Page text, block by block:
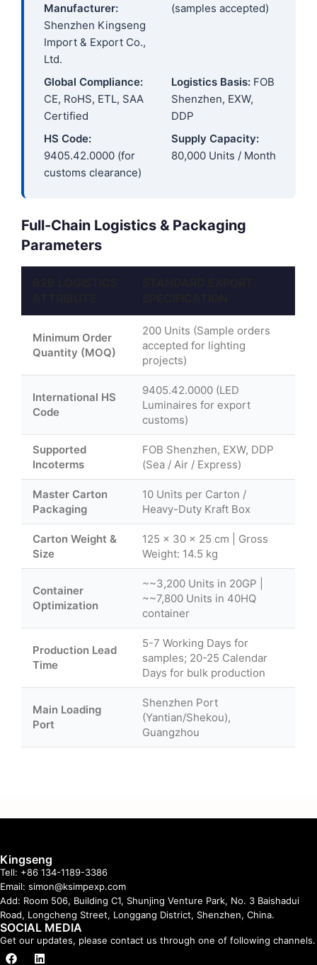
Manufacturer:
Shenzhen Kingseng
Import & Export Co.,
Ltd.
(samples accepted)
Global Compliance:
CE, RoHS, ETL, SAA
Certified
Logistics Basis:FOB
Shenzhen, EXW,
DDP
HS Code:
9405.42.0000 (for
customs clearance)
Supply Capacity:
80,000 Units / Month
Full-Chain Logistics & Packaging
Parameters
Minimum Order
Quantity (MOQ)
200 Units (Sample orders
accepted for lighting
projects)
International HS
Code
9405.42.0000 (LED
Luminaires for export
customs)
Supported
Incoterms
FOB Shenzhen, EXW, DDP
(Sea / Air / Express)
Master Carton
Packaging
10 Units per Carton /
Heavy-Duty Kraft Box
Carton Weight &
Size
125 × 30 × 25 cm | Gross
Weight: 14.5 kg
Container
Optimization
~~3,200 Units in 20GP |
~~7,800 Units in 40HQ
container
Production Lead
Time
5-7 Working Days for
samples; 20-25 Calendar
Days for bulk production
Main Loading
Port
Shenzhen Port
(Yantian/Shekou),
Guangzhou
Kingseng
Tell: +86 134-1189-3386
Email: simon@ksimpexp.com
Add: Room 506, Building C1, Shunjing Venture Park, No. 3 Baishadui
Road, Longcheng Street, Longgang District, Shenzhen, China.
SOCIAL MEDIA
Get our updates, please contact us through one of following channels.